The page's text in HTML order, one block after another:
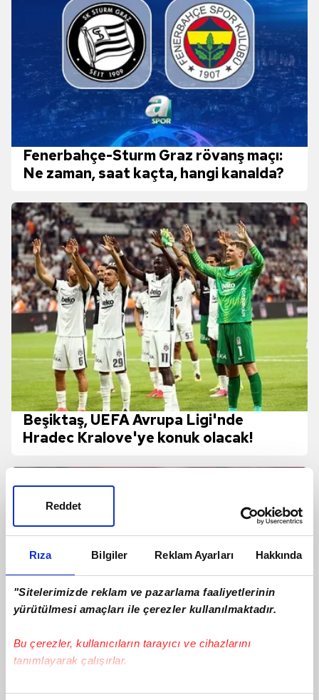
Rıza Bilgiler Reklam Ayarları Hakkında
"Sitelerimizde reklam ve pazarlama faaliyetlerinin
yürütülmesi amaçları ile çerezler kullanılmaktadır.
Bu çerezler, kullanıcıların tarayıcı ve cihazlarını
tanımlayarak çalışırlar.
Bu çerezlere izin vermeniz halinde sizlere özel
Reddet
Fenerbahçe-Sturm Graz rövanş maçı:
Ne zaman, saat kaçta, hangi kanalda?
Beşiktaş, UEFA Avrupa Ligi'nde
Hradec Kralove'ye konuk olacak!